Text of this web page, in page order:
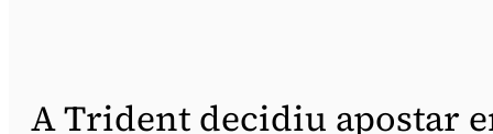
A Trident decidiu apostar